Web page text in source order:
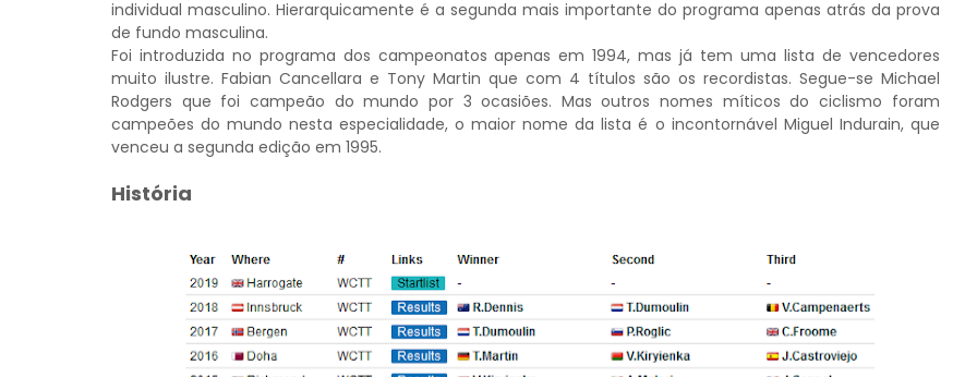
individual masculino. Hierarquicamente é a segunda mais importante do programa apenas atrás da prova
de fundo masculina.
Foi introduzida no programa dos campeonatos apenas em 1994, mas já tem uma lista de vencedores
muito ilustre. Fabian Cancellara e Tony Martin que com 4 títulos são os recordistas. Segue-se Michael
Rodgers que foi campeão do mundo por 3 ocasiões. Mas outros nomes míticos do ciclismo foram
campeões do mundo nesta especialidade, o maior nome da lista é o incontornável Miguel Indurain, que
venceu a segunda edição em 1995.
História